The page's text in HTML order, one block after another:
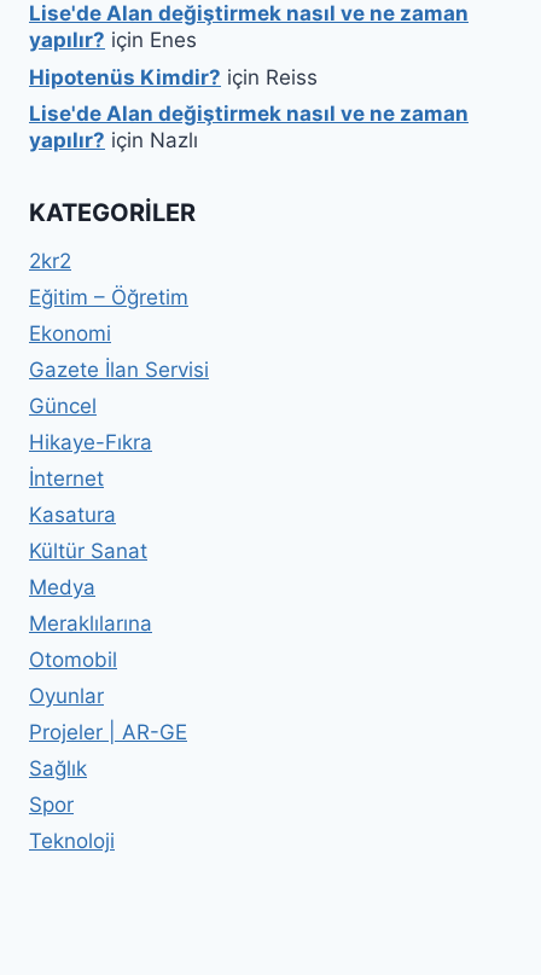
Lise'de Alan değiştirmek nasıl ve ne zaman
yapılır? için Enes
Hipotenüs Kimdir? için Reiss
Lise'de Alan değiştirmek nasıl ve ne zaman
yapılır? için Nazlı
KATEGORILER
2kr2
Eğitim – Öğretim
Ekonomi
Gazete İlan Servisi
Güncel
Hikaye-Fıkra
İnternet
Kasatura
Kültür Sanat
Medya
Meraklılarına
Otomobil
Oyunlar
Projeler | AR-GE
Sağlık
Spor
Teknoloji